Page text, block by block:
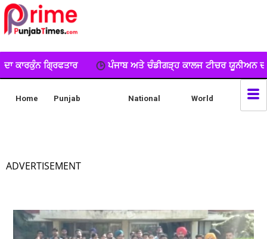
ਪੰਜਾਬ ਅਤੇ ਚੰਡੀਗੜ੍ਹ ਕਾਲਜ ਟੀਚਰ ਯੂਨੀਅਨ ਦਾ ਧਰਨਾ, ਕੀਤੀ
Home Punjab National World
ADVERTISEMENT